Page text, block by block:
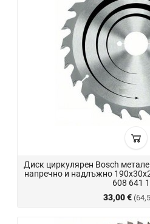
Диск циркулярен Bosch
напречно и надлъжно
608 641
33,00 €